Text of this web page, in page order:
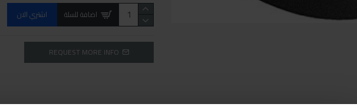
اضافة للسلة اشتري الان
REQUEST MORE INFO